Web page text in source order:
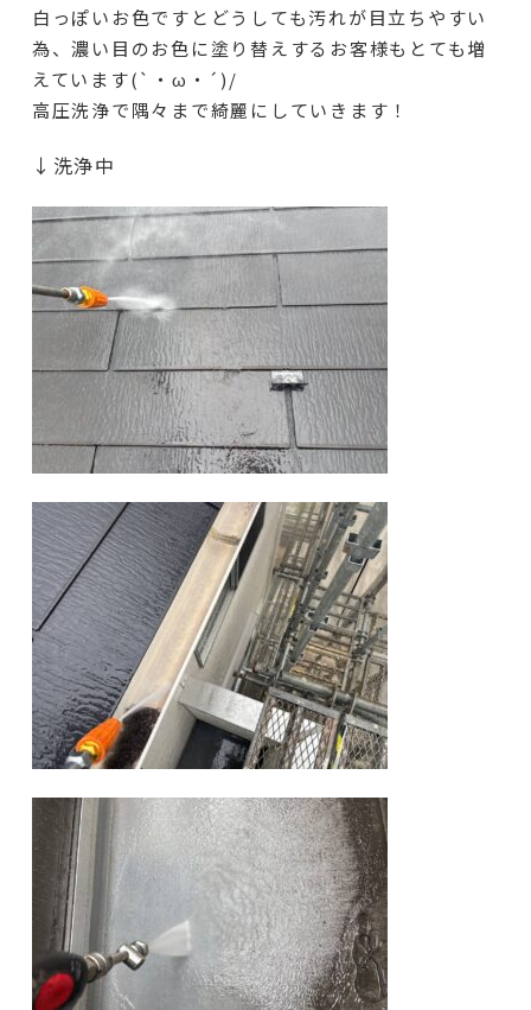
白っぽいお色ですとどうしても汚れが目立ちやすい
為、濃い目のお色に塗り替えするお客様もとても増
えています(`・ω・´)/
高圧洗浄で隅々まで綺麗にしていきます！
↓洗浄中